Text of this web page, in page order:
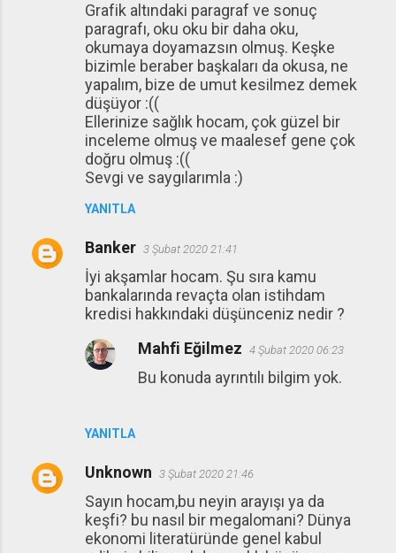
Grafik altındaki paragraf ve sonuç
paragrafı, oku oku bir daha oku,
okumaya doyamazsın olmuş. Keşke
bizimle beraber başkaları da okusa, ne
yapalım, bize de umut kesilmez demek
düşüyor :((
Ellerinize sağlık hocam, çok güzel bir
inceleme olmuş ve maalesef gene çok
doğru olmuş :((
Sevgi ve saygılarımla :)
YANITLA
Banker 3 Şubat 2020 21:41
İyi akşamlar hocam. Şu sıra kamu
bankalarında revaçta olan istihdam
kredisi hakkındaki düşünceniz nedir ?
YANITLA
Mahfi Eğilmez 4 Şubat 2020 06:23
Bu konuda ayrıntılı bilgim yok.
Unknown 3 Şubat 2020 21:46
Sayın hocam,bu neyin arayışı ya da
keşfi? bu nasıl bir megalomani? Dünya
ekonomi literatüründe genel kabul